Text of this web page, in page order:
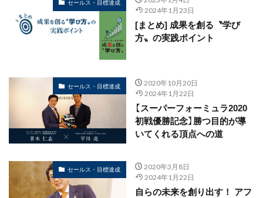
セールス・目標達成
2024年1月23日
[まとめ] 成果を創る〝学び
方〟の実践ポイント
セールス・目標達成
2020年10月20日
2024年1月22日
【スーパーフォーミュラ2020
初戦優勝記念】勝つ目的が導
いてくれる頂点への道
セールス・目標達成
2020年3月8日
2024年1月22日
自らの未来を創り出す！ アフ